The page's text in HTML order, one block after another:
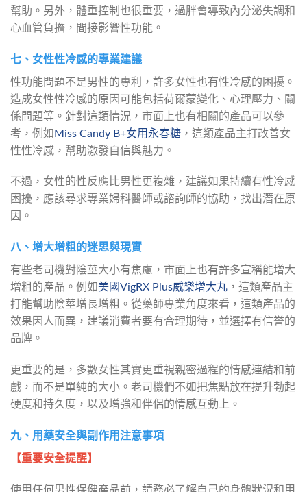
幫助。另外，體重控制也很重要，過胖會導致內分泌失調和
心血管負擔，間接影響性功能。
七、女性性冷感的專業建議
性功能問題不是男性的專利，許多女性也有性冷感的困擾。
造成女性性冷感的原因可能包括荷爾蒙變化、心理壓力、關
係問題等。針對這類情況，市面上也有相關的產品可以參
考，例如Miss Candy B+女用永春糖 ，這類產品主打改善女
性性冷感，幫助激發自信與魅力。
不過，女性的性反應比男性更複雜，建議如果持續有性冷感
困擾，應該尋求專業婦科醫師或諮詢師的協助，找出潛在原
因。
八、增大增粗的迷思與現實
有些老司機對陰莖大小有焦慮，市面上也有許多宣稱能增大
增粗的產品。例如 美國VigRX Plus威樂增大丸 ，這類產品主
打能幫助陰莖增長增粗。從藥師專業角度來看，這類產品的
效果因人而異，建議消費者要有合理期待，並選擇有信誉的
品牌。
更重要的是，多數女性其實更重視親密過程的情感連結和前
戲，而不是單純的大小。老司機們不如把焦點放在提升勃起
硬度和持久度，以及增強和伴侶的情感互動上。
九、用藥安全與副作用注意事項
【重要安全提醒】
使用任何男性保健產品前，請務必了解自己的身體狀況和用